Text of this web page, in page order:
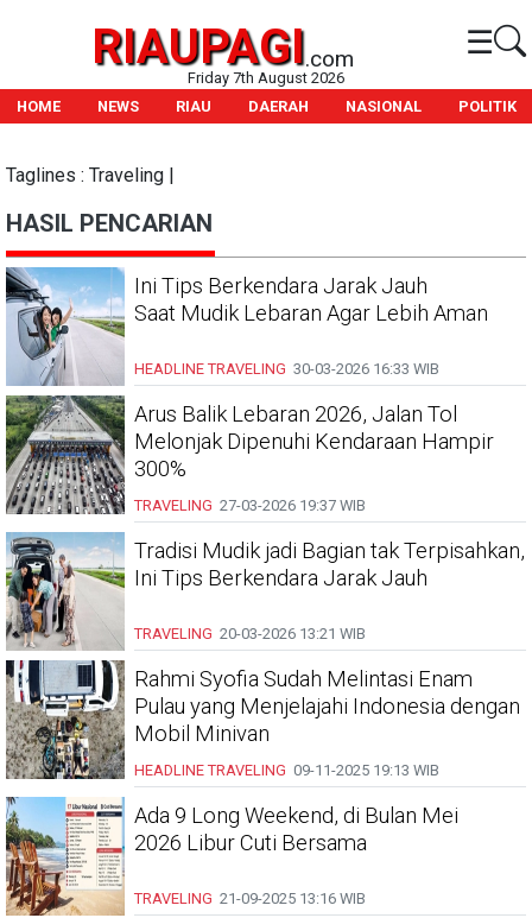
RIAUPAGI.com ☰
Friday 7th August 2026
HOME
NEWS RIAU DAERAH NASIONAL POLITIK
Taglines : Traveling |
HASIL PENCARIAN
Ini Tips Berkendara Jarak Jauh
Saat Mudik Lebaran Agar Lebih Aman
HEADLINE TRAVELING 30-03-2026 16:33 WIB
Arus Balik Lebaran 2026, Jalan Tol
Melonjak Dipenuhi Kendaraan Hampir
300%
TRAVELING 27-03-2026 19:37 WIB
Tradisi Mudik jadi Bagian tak Terpisahkan,
Ini Tips Berkendara Jarak Jauh
TRAVELING 20-03-2026 13:21 WIB
Rahmi Syofia Sudah Melintasi Enam
Pulau yang Menjelajahi Indonesia dengan
Mobil Minivan
HEADLINE TRAVELING 09-11-2025 19:13 WIB
Ada 9 Long Weekend, di Bulan Mei
2026 Libur Cuti Bersama
TRAVELING 21-09-2025 13:16 WIB